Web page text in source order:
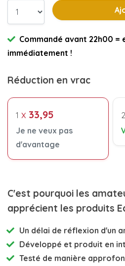
Commandé avant 22h00 =
immédiatement !
Réduction en vrac
1 x 33,95
Je ne veux pas
d'avantage
2
C'est pourquoi les
apprécient les produits
Un délai de réflexion d'un
Développé et produit en
Testé de manière